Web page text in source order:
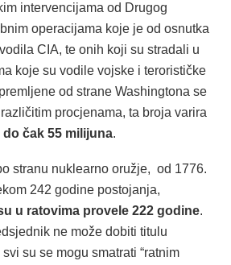
intervencijama od Drugog
operacijama koje je od osnutka
CIA, te onih koji su stradali u
koje su vodile vojske i terorističke
od strane Washingtona se
procjenama, ta broja varira
čak 55 milijuna.
stranu nuklearno oružje, od 1776.
242 godine postojanja,
u ratovima provele 222 godine.
ne može dobiti titulu
su se mogu smatrati “ratnim